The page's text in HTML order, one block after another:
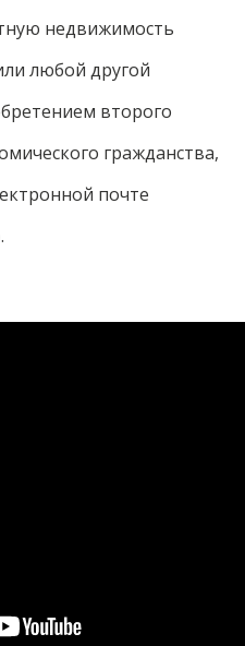
недвижимость
любой другой
второго
гражданства,
почте
.